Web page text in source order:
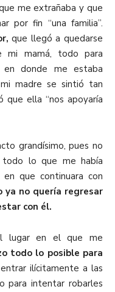
me extrañaba y que
por fin “una familia”.
que llegó a quedarse
mi mamá, todo para
donde me estaba
madre se sintió tan
que ella “nos apoyaría
grandísimo, pues no
todo lo que me había
que continuara con
ya no quería regresar
con él.
lugar en el que me
todo lo posible para
entrar ilícitamente a las
para intentar robarles